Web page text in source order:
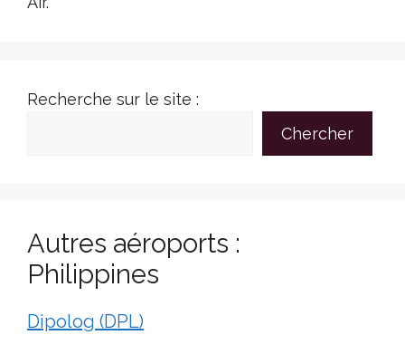
Recherche sur le site :
Chercher
Autres aéroports :
Philippines
Dipolog (DPL)